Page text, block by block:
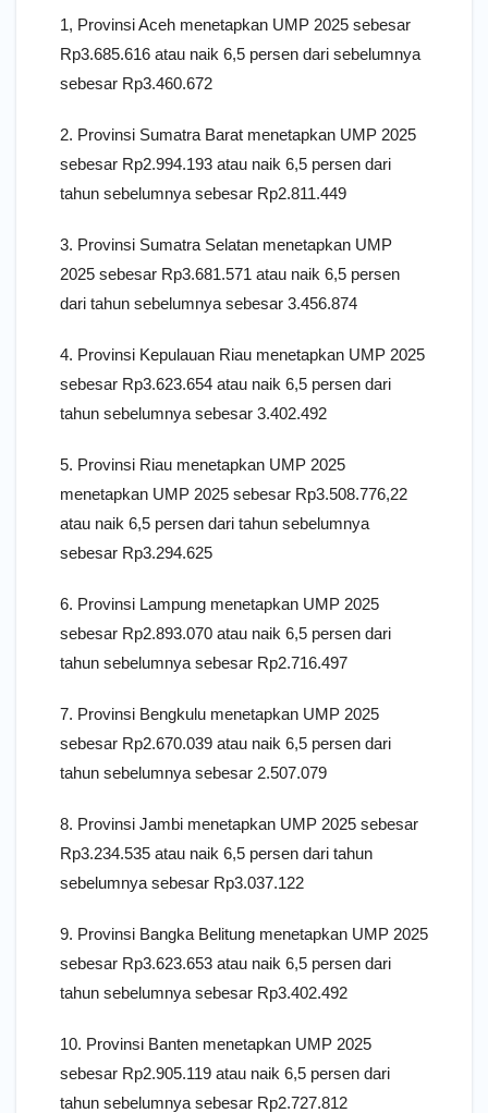
1, Provinsi Aceh menetapkan UMP 2025 sebesar
Rp3.685.616 atau naik 6,5 persen dari sebelumnya
sebesar Rp3.460.672
2. Provinsi Sumatra Barat menetapkan UMP 2025
sebesar Rp2.994.193 atau naik 6,5 persen dari
tahun sebelumnya sebesar Rp2.811.449
3. Provinsi Sumatra Selatan menetapkan UMP
2025 sebesar Rp3.681.571 atau naik 6,5 persen
dari tahun sebelumnya sebesar 3.456.874
4. Provinsi Kepulauan Riau menetapkan UMP 2025
sebesar Rp3.623.654 atau naik 6,5 persen dari
tahun sebelumnya sebesar 3.402.492
5. Provinsi Riau menetapkan UMP 2025
menetapkan UMP 2025 sebesar Rp3.508.776,22
atau naik 6,5 persen dari tahun sebelumnya
sebesar Rp3.294.625
6. Provinsi Lampung menetapkan UMP 2025
sebesar Rp2.893.070 atau naik 6,5 persen dari
tahun sebelumnya sebesar Rp2.716.497
7. Provinsi Bengkulu menetapkan UMP 2025
sebesar Rp2.670.039 atau naik 6,5 persen dari
tahun sebelumnya sebesar 2.507.079
8. Provinsi Jambi menetapkan UMP 2025 sebesar
Rp3.234.535 atau naik 6,5 persen dari tahun
sebelumnya sebesar Rp3.037.122
9. Provinsi Bangka Belitung menetapkan UMP 2025
sebesar Rp3.623.653 atau naik 6,5 persen dari
tahun sebelumnya sebesar Rp3.402.492
10. Provinsi Banten menetapkan UMP 2025
sebesar Rp2.905.119 atau naik 6,5 persen dari
tahun sebelumnya sebesar Rp2.727.812